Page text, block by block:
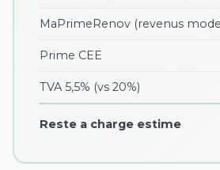
MaPrimeRenov (revenus
Prime CEE
TVA 5,5% (vs 20%)
Reste a charge estime